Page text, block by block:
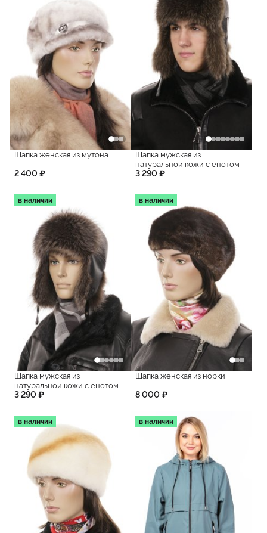
Шапка женская из мутона
2 400 ₽
Шапка мужская из
натуральной кожи с енотом
3 290 ₽
в наличии
Шапка мужская из
натуральной кожи с енотом
3 290 ₽
в наличии
Шапка женская из норки
8 000 ₽
в наличии в наличии